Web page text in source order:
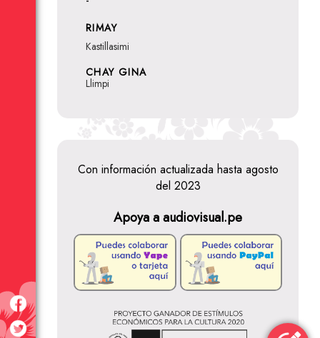
RIMAY
Kastillasimi
CHAY GINA
Llimpi
Con información actualizada hasta agosto
del 2023
Apoya a audiovisual.pe